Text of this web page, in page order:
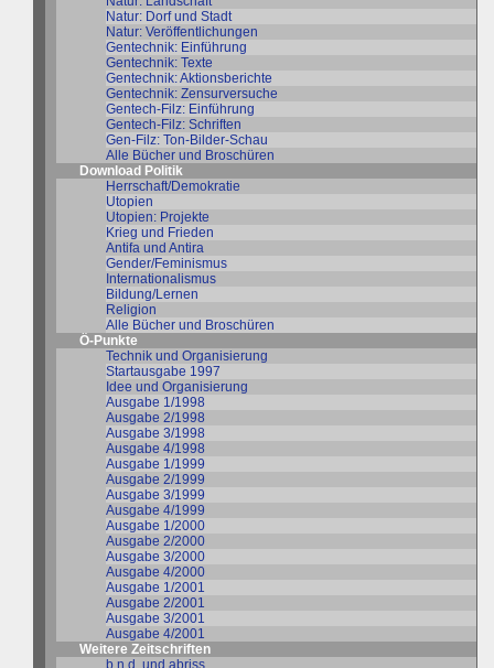
Natur: Dorf und Stadt
Natur: Veröffentlichungen
Gentechnik: Einführung
Gentechnik: Texte
Gentechnik: Aktionsberichte
Gentechnik: Zensurversuche
Gentech-Filz: Einführung
Gentech-Filz: Schriften
Gen-Filz: Ton-Bilder-Schau
Alle Bücher und Broschüren
Download Politik
Herrschaft/Demokratie
Utopien
Utopien: Projekte
Krieg und Frieden
Antifa und Antira
Gender/Feminismus
Internationalismus
Bildung/Lernen
Religion
Alle Bücher und Broschüren
Ö-Punkte
Technik und Organisierung
Startausgabe 1997
Idee und Organisierung
Ausgabe 1/1998
Ausgabe 2/1998
Ausgabe 3/1998
Ausgabe 4/1998
Ausgabe 1/1999
Ausgabe 2/1999
Ausgabe 3/1999
Ausgabe 4/1999
Ausgabe 1/2000
Ausgabe 2/2000
Ausgabe 3/2000
Ausgabe 4/2000
Ausgabe 1/2001
Ausgabe 2/2001
Ausgabe 3/2001
Ausgabe 4/2001
Weitere Zeitschriften
b.n.d. und abriss